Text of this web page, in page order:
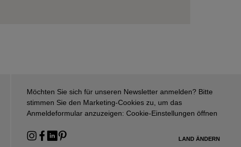
Möchten Sie sich für unseren Newsletter anmelden? Bitte
stimmen Sie den Marketing-Cookies zu, um das
Anmeldeformular anzuzeigen: Cookie-Einstellungen öffnen
LAND ÄNDERN